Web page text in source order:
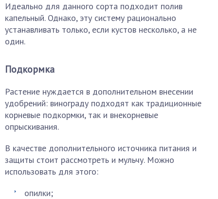
Идеально для данного сорта подходит полив
капельный. Однако, эту систему рационально
устанавливать только, если кустов несколько, а не
один.
Подкормка
Растение нуждается в дополнительном внесении
удобрений: винограду подходят как традиционные
корневые подкормки, так и внекорневые
опрыскивания.
В качестве дополнительного источника питания и
защиты стоит рассмотреть и мульчу. Можно
использовать для этого:
опилки;